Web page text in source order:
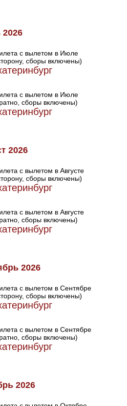
с вылетом в Июле
сборы включены)
с вылетом в Июле
сборы включены)
2026
с вылетом в Августе
сборы включены)
с вылетом в Августе
сборы включены)
2026
с вылетом в Сентябре
сборы включены)
с вылетом в Сентябре
сборы включены)
2026